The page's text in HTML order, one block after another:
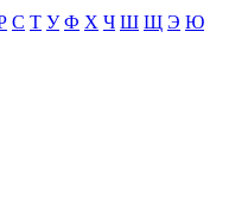
С Т У Ф Х Ч Ш Щ Э Ю